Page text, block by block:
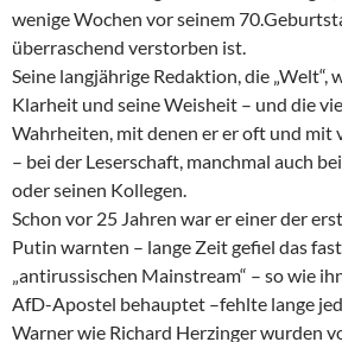
wenige Wochen vor seinem
überraschend verstorben ist.
Seine langjährige Redaktion, die „Welt“,
Klarheit und seine Weisheit – und die
Wahrheiten, mit denen er er oft und mit
– bei der Leserschaft, manchmal auch
oder seinen Kollegen.
Schon vor 25 Jahren war er einer der
Putin warnten – lange Zeit gefiel das
„antirussischen Mainstream“ – so wie
AfD-Apostel behauptet –fehlte lange
Warner wie Richard Herzinger wurden